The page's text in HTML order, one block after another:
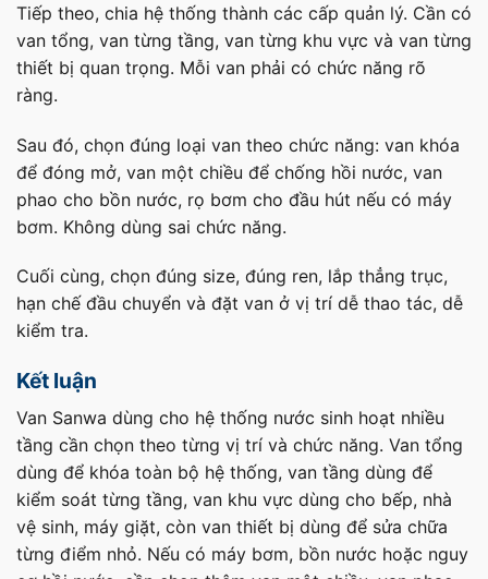
Tiếp theo, chia hệ thống thành các cấp quản lý. Cần có
van tổng, van từng tầng, van từng khu vực và van từng
thiết bị quan trọng. Mỗi van phải có chức năng rõ
ràng.
Sau đó, chọn đúng loại van theo chức năng: van khóa
để đóng mở, van một chiều để chống hồi nước, van
phao cho bồn nước, rọ bơm cho đầu hút nếu có máy
bơm. Không dùng sai chức năng.
Cuối cùng, chọn đúng size, đúng ren, lắp thẳng trục,
hạn chế đầu chuyển và đặt van ở vị trí dễ thao tác, dễ
kiểm tra.
Kết luận
Van Sanwa dùng cho hệ thống nước sinh hoạt nhiều
tầng cần chọn theo từng vị trí và chức năng. Van tổng
dùng để khóa toàn bộ hệ thống, van tầng dùng để
kiểm soát từng tầng, van khu vực dùng cho bếp, nhà
vệ sinh, máy giặt, còn van thiết bị dùng để sửa chữa
từng điểm nhỏ. Nếu có máy bơm, bồn nước hoặc nguy